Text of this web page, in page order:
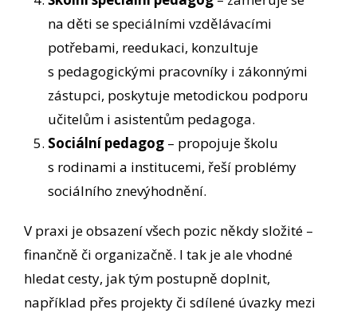
na děti se speciálními vzdělávacími
potřebami, reedukaci, konzultuje
s pedagogickými pracovníky i zákonnými
zástupci, poskytuje metodickou podporu
učitelům i asistentům pedagoga.
Sociální pedagog – propojuje školu
s rodinami a institucemi, řeší problémy
sociálního znevýhodnění.
V praxi je obsazení všech pozic někdy složité –
finančně či organizačně. I tak je ale vhodné
hledat cesty, jak tým postupně doplnit,
například přes projekty či sdílené úvazky mezi